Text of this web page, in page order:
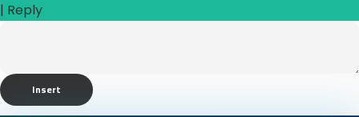
| Reply
Insert